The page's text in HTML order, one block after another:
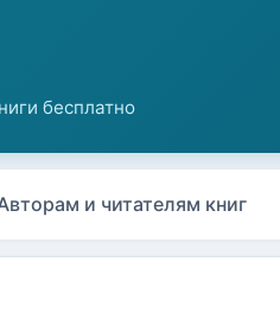
и читателям книг